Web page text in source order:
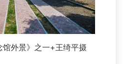
外景》之一+王绮平摄